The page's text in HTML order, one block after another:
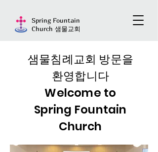
Spring Fountain
Church 샘물교회
샘물침례교회 방문을
환영합니다
Welcome to
Spring Fountain
Church